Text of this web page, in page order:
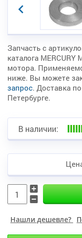
Запчасть с
каталога
мотора.
ниже. Вы можете
запрос. Доставка
Петербурге.
В наличии:
Нашли дешевле?